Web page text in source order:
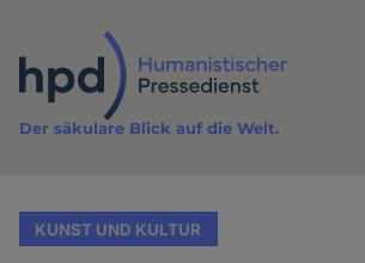
Inhalt
Der säkulare Blick auf die Welt.
KUNST UND KULTUR